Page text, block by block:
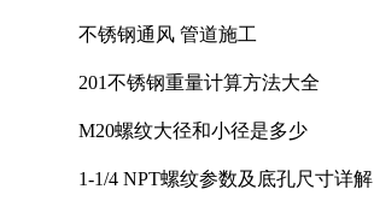
不锈钢通风 管道施工
201不锈钢重量计算方法大全
M20螺纹大径和小径是多少
1-1/4 NPT螺纹参数及底孔尺寸详解